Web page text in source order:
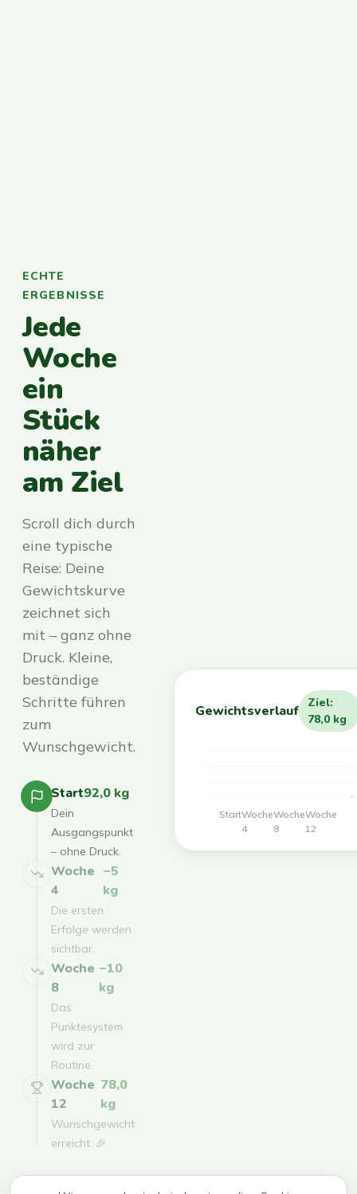
ECHTE
ERGEBNISSE
Jede
Woche
ein
Stück
näher
am Ziel
Scroll dich durch
eine typische
Reise: Deine
Gewichtskurve
zeichnet sich
mit – ganz ohne
Druck. Kleine,
beständige
Schritte führen
zum
Wunschgewicht.
Start92,0 kg
Dein
Ausgangspunkt
– ohne Druck.
Woche
4
−5
kg
Die ersten
Erfolge werden
sichtbar.
Woche
8
−10
kg
Das
Punktesystem
wird zur
Routine.
Woche
12
78,0
kg
Wunschgewicht
erreicht. 🎉
Gewichtsverlauf
Ziel:
78,0 kg
StartWoche
4
Woche
8
Woche
12